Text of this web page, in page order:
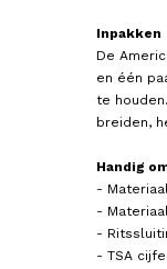
Inpakken
De
en één
te
breiden,
Handig
-
-
-
- TSA